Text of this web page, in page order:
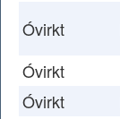
Óvirkt
Óvirkt
Óvirkt